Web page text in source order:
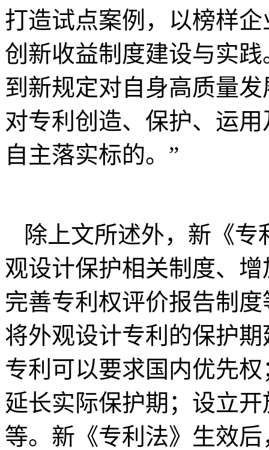
打造试点案例，以榜样
创新收益制度建设与实
到新规定对自身高质量
对专利创造、保护、运
自主落实标的。”
除上文所述外，新《
观设计保护相关制度、
完善专利权评价报告制
将外观设计专利的保护
专利可以要求国内优先
延长实际保护期；设立
等。新《专利法》生效